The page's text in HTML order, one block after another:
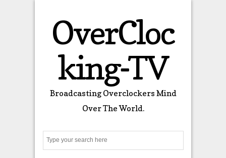
OverCloc
king-TV
Broadcasting Overclockers Mind
Over The World.